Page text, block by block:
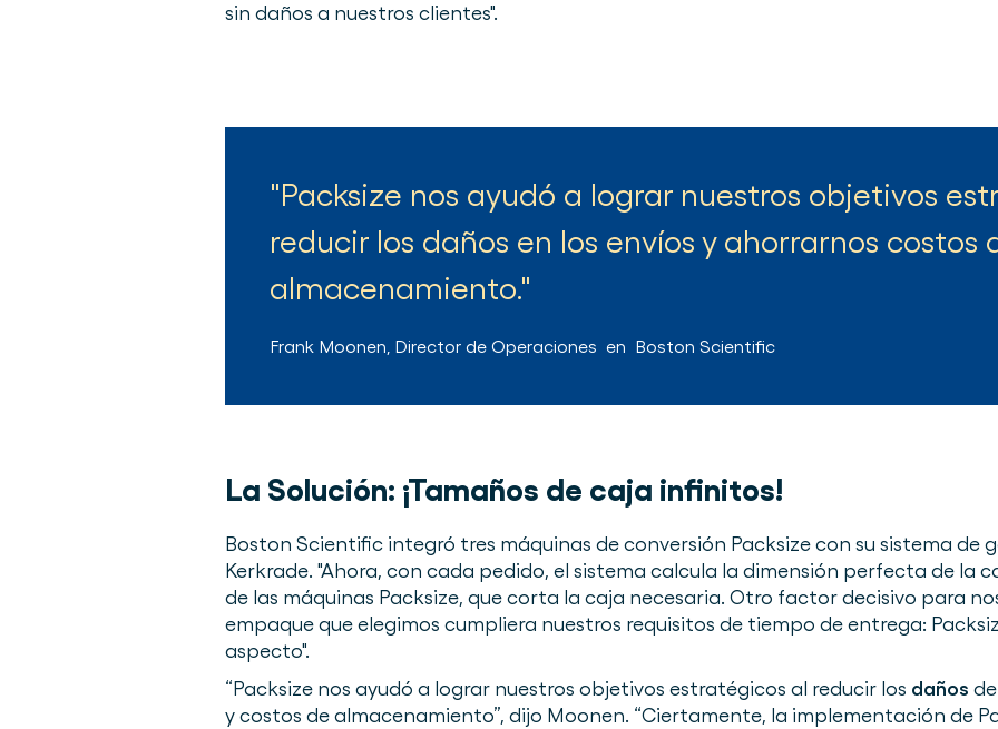
sin daños a nuestros clientes".
Packsize nos ayudó a lograr nuestros objetivos
reducir los daños en los envíos y ahorrarnos costos
almacenamiento.
Frank Moonen, Director de Operaciones en Boston Scientific
La Solución: ¡Tamaños de caja infinitos!
Boston Scientific integró tres máquinas de conversión Packsize con su sistema de
Kerkrade. "Ahora, con cada pedido, el sistema calcula la dimensión perfecta de la
de las máquinas Packsize, que corta la caja necesaria. Otro factor decisivo para
empaque que elegimos cumpliera nuestros requisitos de tiempo de entrega:
aspecto".
“Packsize nos ayudó a lograr nuestros objetivos estratégicos al reducir los daños
y costos de almacenamiento”, dijo Moonen. “Ciertamente, la implementación de